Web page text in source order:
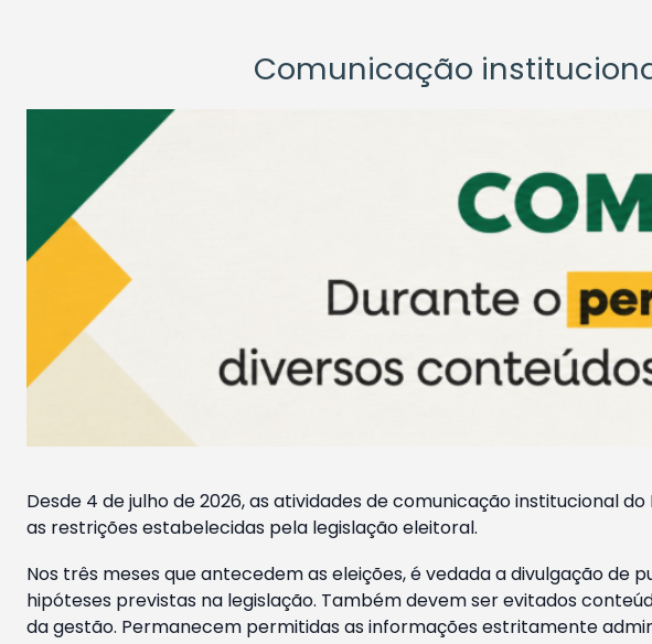
Comunicação
Desde 4 de julho de 2026, as atividades de comunicação institucional
as restrições estabelecidas pela legislação eleitoral.
Nos três meses que antecedem as eleições, é vedada a divulgação de
hipóteses previstas na legislação. Também devem ser evitados
da gestão. Permanecem permitidas as informações estritamente